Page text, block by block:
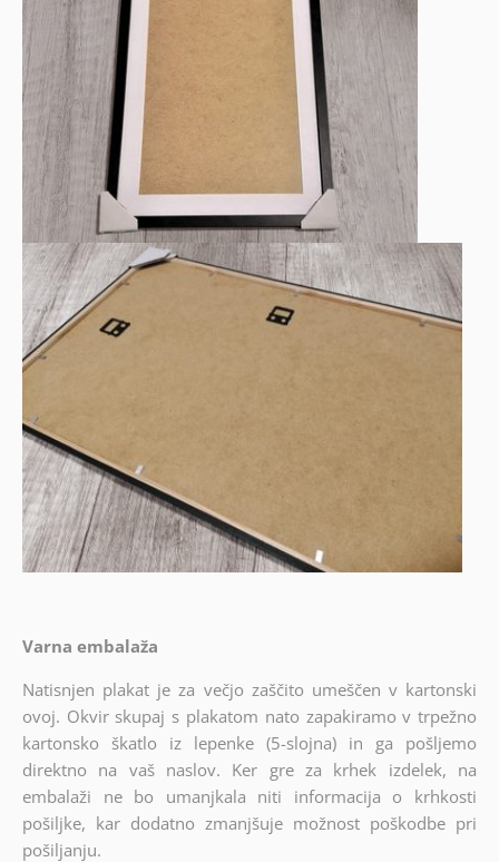
Varna embalaža
Natisnjen plakat je za večjo zaščito umeščen v kartonski
ovoj. Okvir skupaj s plakatom nato zapakiramo v trpežno
kartonsko škatlo iz lepenke (5-slojna) in ga pošljemo
direktno na vaš naslov. Ker gre za krhek izdelek, na
embalaži ne bo umanjkala niti informacija o krhkosti
pošiljke, kar dodatno zmanjšuje možnost poškodbe pri
pošiljanju.